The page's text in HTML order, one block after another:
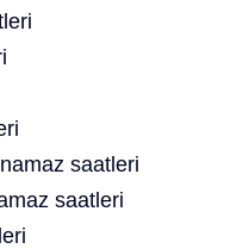
saatleri
saatleri